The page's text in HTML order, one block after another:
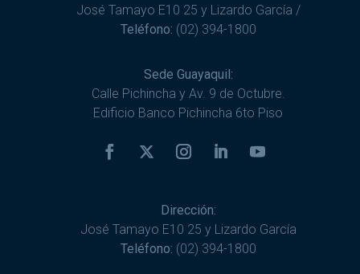
José Tamayo E10 25 y Lizardo García /
Teléfono: (02) 394-1800
Sede Guayaquil:
Calle Pichincha y Av. 9 de Octubre.
Edificio Banco Pichincha 6to Piso
Dirección:
José Tamayo E10 25 y Lizardo García
Teléfono: (02) 394-1800